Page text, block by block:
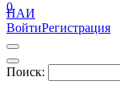
ПАИ
ВойтиРегистрация
Поиск:
0